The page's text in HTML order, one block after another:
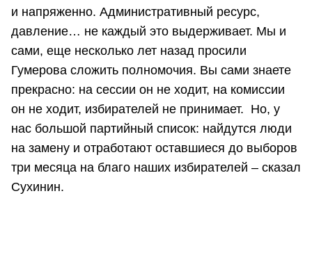
и напряженно. Административный ресурс,
давление… не каждый это выдерживает. Мы и
сами, еще несколько лет назад просили
Гумерова сложить полномочия. Вы сами знаете
прекрасно: на сессии он не ходит, на комиссии
он не ходит, избирателей не принимает. Но, у
нас большой партийный список: найдутся люди
на замену и отработают оставшиеся до выборов
три месяца на благо наших избирателей – сказал
Сухинин.